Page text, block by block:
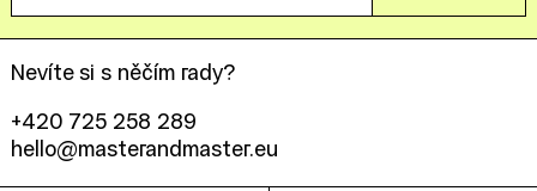
mail
Nevíte si s něčím rady?
+420 725 258 289
hello@masterandmaster.eu